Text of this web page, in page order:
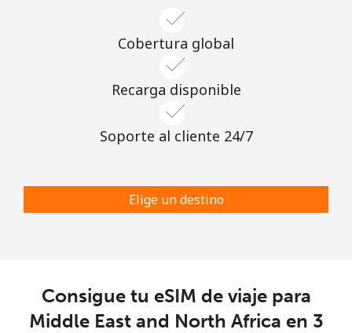
Cobertura global
Recarga disponible
Soporte al cliente 24/7
Elige un destino
Consigue tu eSIM de viaje para
Middle East and North Africa en 3